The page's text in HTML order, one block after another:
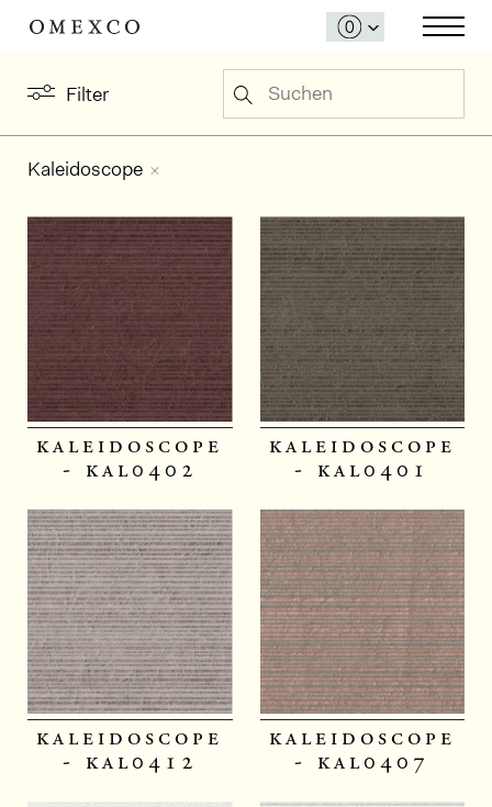
Filter Suchen
Kaleidoscope
kaleidoscope
- kal0402
kaleidoscope
- kal0401
kaleidoscope
- kal0412
kaleidoscope
- kal0407